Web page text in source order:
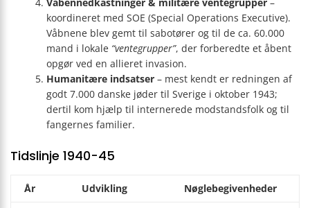
koordineret med SOE (Special Operations Executive).
Våbnene blev gemt til sabotører og til de ca. 60.000
mand i lokale “ventegrupper”, der forberedte et åbent
opgør ved en allieret invasion.
Humanitære indsatser – mest kendt er redningen af
godt 7.000 danske jøder til Sverige i oktober 1943;
dertil kom hjælp til internerede modstandsfolk og til
fangernes familier.
Tidslinje 1940-45
År Udvikling Nøglebegivenheder